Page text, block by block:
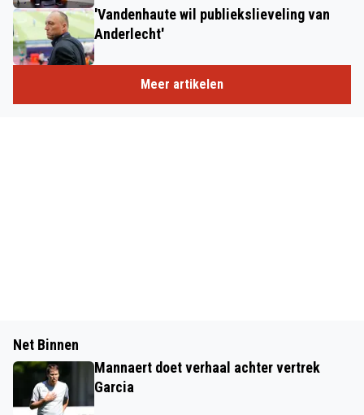
'Vandenhaute wil publiekslieveling van
Anderlecht'
Meer artikelen
Net Binnen
Mannaert doet verhaal achter vertrek
Garcia